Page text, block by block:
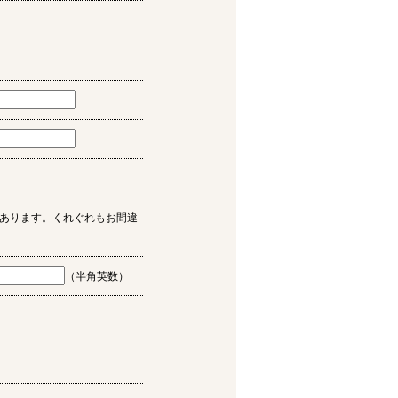
ります。くれぐれもお間違
（半角英数）